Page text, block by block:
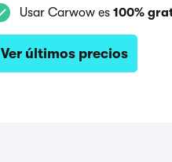
Usar Carwow es 100%
Ver últimos precios